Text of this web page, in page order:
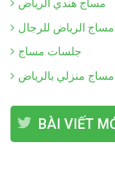
مساج هندي الرياض
الرياض للرجال
جلسات مساج
منزلي بالرياض
BÀI VIẾT